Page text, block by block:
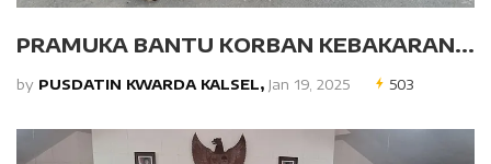
PRAMUKA BANTU KORBAN KEBAKARAN...
by PUSDATIN KWARDA KALSEL, Jan 19, 2025 503